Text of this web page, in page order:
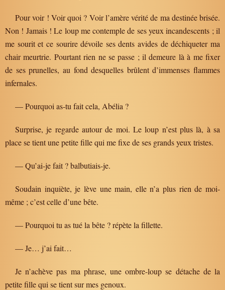
Pour voir ! Voir quoi ? Voir l’amère vérité de ma destinée brisée.
Non ! Jamais ! Le loup me contemple de ses yeux incandescents ; il
me sourit et ce sourire dévoile ses dents avides de déchiqueter ma
chair meurtrie. Pourtant rien ne se passe ; il demeure là à me fixer
de ses prunelles, au fond desquelles brûlent d’immenses flammes
infernales.
— Pourquoi as-tu fait cela, Abélia ?
Surprise, je regarde autour de moi. Le loup n’est plus là, à sa
place se tient une petite fille qui me fixe de ses grands yeux tristes.
— Qu’ai-je fait ? balbutiais-je.
Soudain inquiète, je lève une main, elle n’a plus rien de moi-
même ; c’est celle d’une bête.
— Pourquoi tu as tué la bête ? répète la fillette.
— Je… j’ai fait…
Je n’achève pas ma phrase, une ombre-loup se détache de la
petite fille qui se tient sur mes genoux.